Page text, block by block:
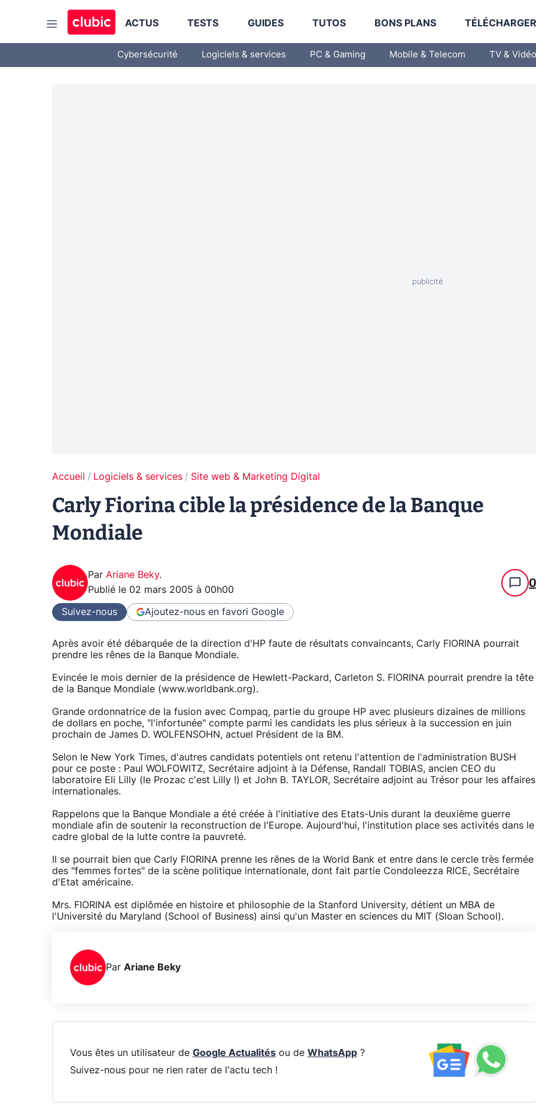
ACTUS TESTS GUIDES TUTOS BONS PLANS
Cybersécurité Logiciels & services PC & Gaming Mobile & Telecom TV & Vidéo
Accueil Logiciels & services Site web & Marketing Digital
Carly Fiorina cible la présidence de la Banque
Mondiale
Par Ariane Beky.
Publié le 02 mars 2005 à 00h00 0
Suivez-nous Ajoutez-nous en favori Google
Après avoir été débarquée de la direction d'HP faute de résultats convaincants, Carly FIORINA pourrait
prendre les rênes de la Banque Mondiale.
Evincée le mois dernier de la présidence de Hewlett-Packard, Carleton S. FIORINA pourrait prendre la tête
de la Banque Mondiale (www.worldbank.org).
Grande ordonnatrice de la fusion avec Compaq, partie du groupe HP avec plusieurs dizaines de millions
de dollars en poche, "l'infortunée" compte parmi les candidats les plus sérieux à la succession en juin
prochain de James D. WOLFENSOHN, actuel Président de la BM.
Selon le New York Times, d'autres candidats potentiels ont retenu l'attention de l'administration BUSH
pour ce poste : Paul WOLFOWITZ, Secrétaire adjoint à la Défense, Randall TOBIAS, ancien CEO du
laboratoire Eli Lilly (le Prozac c'est Lilly !) et John B. TAYLOR, Secrétaire adjoint au Trésor pour les affaires
internationales.
Rappelons que la Banque Mondiale a été créée à l'initiative des Etats-Unis durant la deuxième guerre
mondiale afin de soutenir la reconstruction de l'Europe. Aujourd'hui, l'institution place ses activités dans le
cadre global de la lutte contre la pauvreté.
Il se pourrait bien que Carly FIORINA prenne les rênes de la World Bank et entre dans le cercle très fermée
des "femmes fortes" de la scène politique internationale, dont fait partie Condoleezza RICE, Secrétaire
d'Etat américaine.
Mrs. FIORINA est diplômée en histoire et philosophie de la Stanford University, détient un MBA de
l'Université du Maryland (School of Business) ainsi qu'un Master en sciences du MIT (Sloan School).
Par Ariane Beky
Vous êtes un utilisateur de Google Actualitésou de WhatsApp?
Suivez-nous pour ne rien rater de l'actu tech !